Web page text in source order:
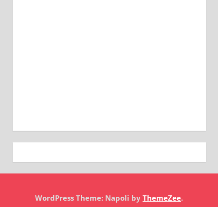
WordPress Theme: Napoli by ThemeZee.